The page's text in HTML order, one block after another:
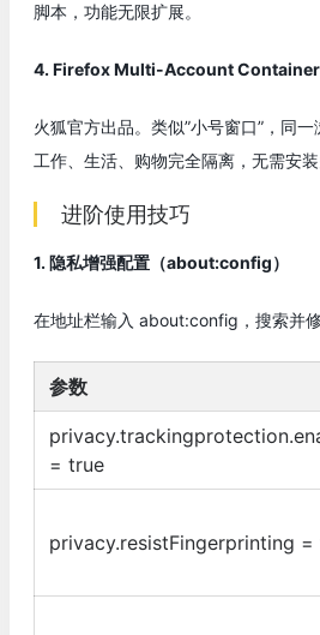
脚本，功能无限扩展。
4. Firefox Multi-Account
火狐官方出品。类似”小号窗口”，同
工作、生活、购物完全隔离，无需安装
进阶使用技巧
1. 隐私增强配置（about:config）
在地址栏输入 about:config，搜索并
参数
= true
privacy.resistFingerprinting =